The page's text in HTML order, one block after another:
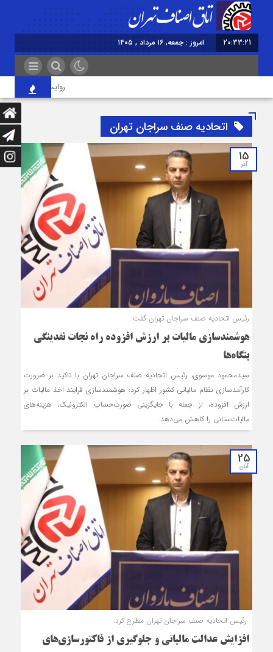
20:33:22 امروز : جمعه, ۱۶ مرداد , ۱۴۰۵
روایت اصناف از آیین
اتحادیه صنف سراجان تهران
15
آذر
رئیس اتحادیه صنف سراجان تهران گفت:
هوشمندسازی مالیات بر ارزش افزوده راه نجات نقدینگی
بنگاه‌ها
سیدمحمود موسوی، رئیس اتحادیه صنف سراجان تهران با تاکید بر ضرورت
کارآمدسازی نظام مالیاتی کشور اظهار کرد: هوشمندسازی فرایند اخذ مالیات بر
ارزش افزوده، از جمله با جایگزینی صورت‌حساب الکترونیک، هزینه‌های
مالیات‌ستانی را کاهش می‌دهد.
25
آبان
رئیس اتحادیه صنف سراجان تهران مطرح کرد:
افزایش عدالت مالیاتی و جلوگیری از فاکتورسازی‌های